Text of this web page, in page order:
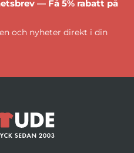
— Få 5% rabatt på
och nyheter direkt i din